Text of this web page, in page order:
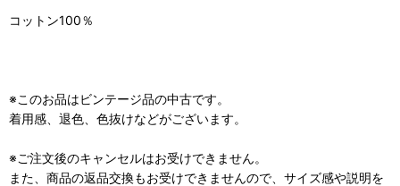
コットン100％
※このお品はビンテージ品の中古です。
着用感、退色、色抜けなどがございます。
※ご注文後のキャンセルはお受けできません。
また、商品の返品交換もお受けできませんので、サイズ感や説明を